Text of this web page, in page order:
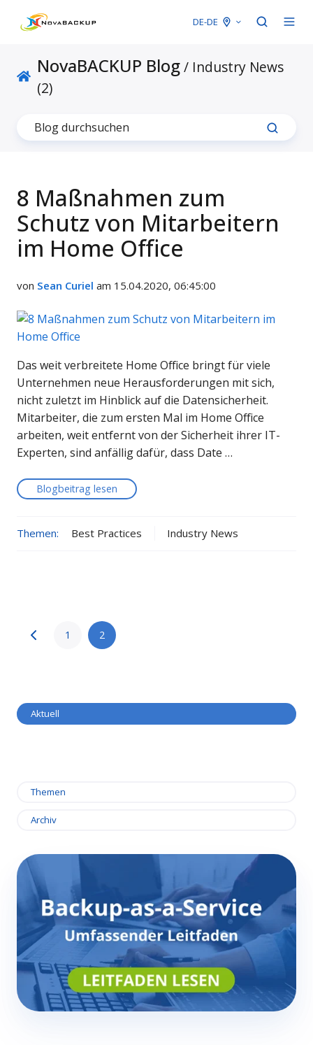
DE-DE
NovaBACKUP Blog/ Industry News
(2)
8 Maßnahmen zum
Schutz von Mitarbeitern
im Home Office
von Sean Curiel am 15.04.2020, 06:45:00
Das weit verbreitete Home Office bringt für viele
Unternehmen neue Herausforderungen mit sich,
nicht zuletzt im Hinblick auf die Datensicherheit.
Mitarbeiter, die zum ersten Mal im Home Office
arbeiten, weit entfernt von der Sicherheit ihrer IT-
Experten, sind anfällig dafür, dass Date …
Blogbeitrag lesen
Themen: Best Practices Industry News
1 2
Aktuell
Themen
Archiv